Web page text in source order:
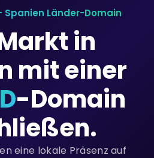
Spanien Länder-Domain
in
mit einer
-Domain
eine lokale Präsenz auf